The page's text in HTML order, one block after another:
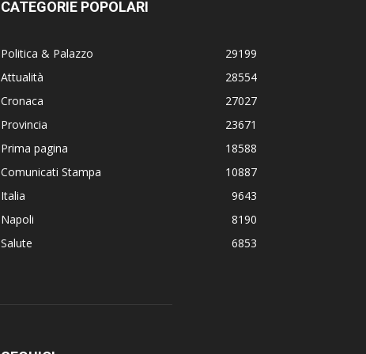
CATEGORIE POPOLARI
Politica & Palazzo
29199
Attualità
28554
Cronaca
27027
Provincia
23671
Prima pagina
18588
Comunicati Stampa
10887
Italia
9643
Napoli
8190
Salute
6853